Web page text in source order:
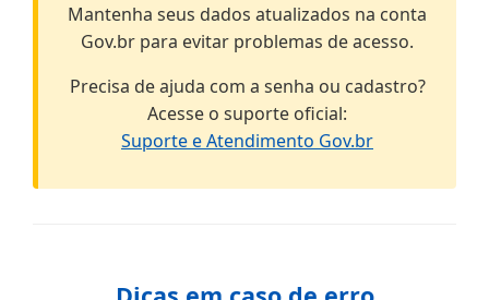
Mantenha seus dados atualizados na conta
Gov.br para evitar problemas de acesso.
Precisa de ajuda com a senha ou cadastro?
Acesse o suporte oficial:
Suporte e Atendimento Gov.br